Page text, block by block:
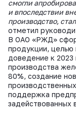
смогли
и впоследствии
производство,
отметил
В ОАО «РЖД»
продукции, целью
доведение к 2023
производства
80%, создание
поддержка
задействованных